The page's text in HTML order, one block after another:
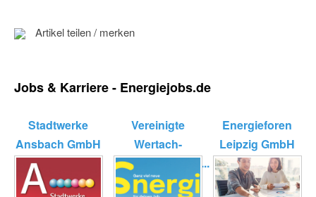
Artikel teilen / merken
Jobs & Karriere - Energiejobs.de
Stadtwerke
Ansbach GmbH
Vereinigte
Wertach-
Elektrizitätswerk...
Energieforen
Leipzig GmbH